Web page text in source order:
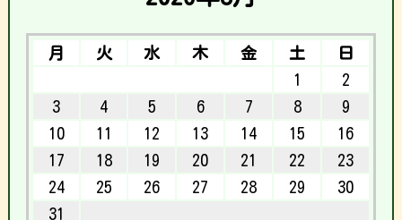
月 火 水 木 金 土
日
1
2
3
4 5 6 7 8
9
10
11 12 13 14 15
16
17
18 19 20 21 22
23
24
25 26 27 28 29
30
31